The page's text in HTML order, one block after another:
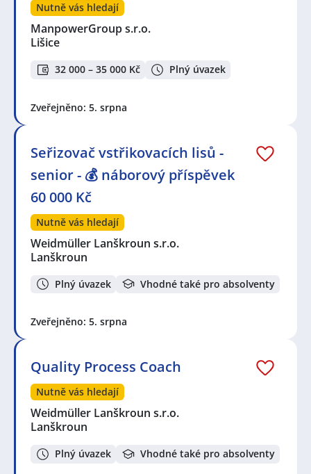
Nutně vás hledají
ManpowerGroup s.r.o.
Lišice
32 000 – 35 000 Kč Plný úvazek
Zveřejněno: 5. srpna
Seřizovač vstřikovacích lisů -
senior - 💰 náborový příspěvek
60 000 Kč
Nutně vás hledají
Weidmüller Lanškroun s.r.o.
Lanškroun
Plný úvazek Vhodné také pro absolventy
Zveřejněno: 5. srpna
Quality Process Coach
Nutně vás hledají
Weidmüller Lanškroun s.r.o.
Lanškroun
Plný úvazek Vhodné také pro absolventy